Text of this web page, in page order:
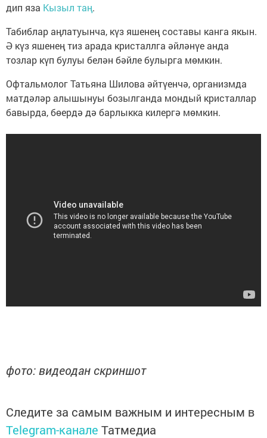
дип яза Кызыл таң.
Табиблар аңлатуынча, күз яшенең составы канга якын.
Ә күз яшенең тиз арада кристаллга әйләнүе анда
тозлар күп булуы белән бәйле булырга мөмкин.
Офтальмолог Татьяна Шилова әйтүенчә, организмда
матдәләр алышынуы бозылганда мондый кристаллар
бавырда, бөердә дә барлыкка килергә мөмкин.
фото: видеодан скриншот
Следите за самым важным и интересным в
Telegram-канале Татмедиа